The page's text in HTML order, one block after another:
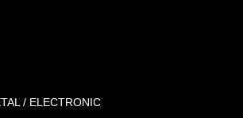
/ ELECTRONIC